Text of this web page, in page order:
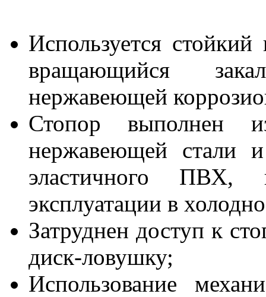
Используется
вращающийся
нержавеющей
Стопор выполнен
нержавеющей стали
эластичного ПВХ,
эксплуатации в
Затруднен доступ к
диск-ловушку;
Использование